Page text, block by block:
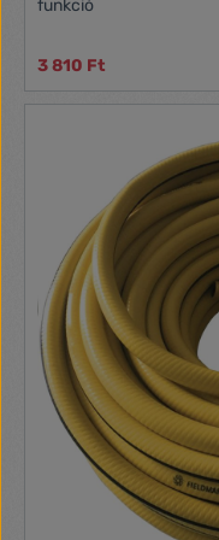
funkció
3 810 Ft